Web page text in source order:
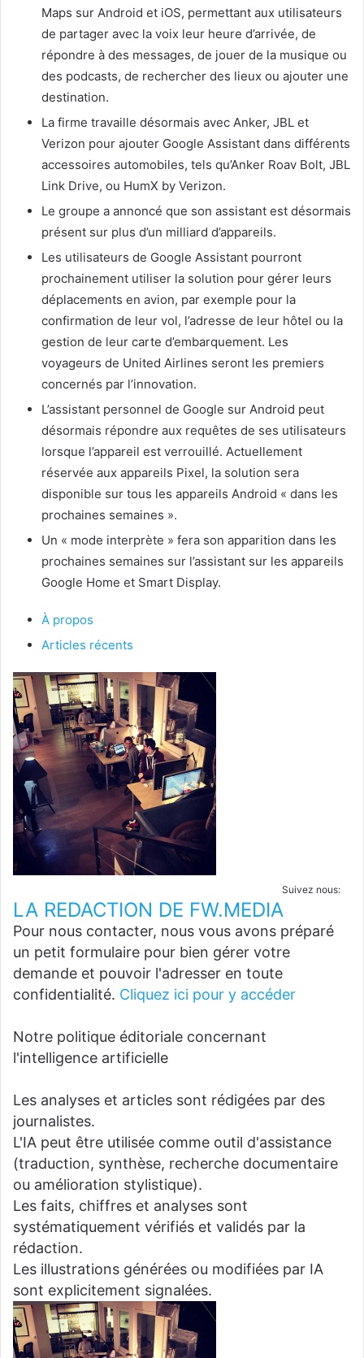
Maps sur Android et iOS, permettant aux utilisateurs
de partager avec la voix leur heure d’arrivée, de
répondre à des messages, de jouer de la musique ou
des podcasts, de rechercher des lieux ou ajouter une
destination.
La firme travaille désormais avec Anker, JBL et
Verizon pour ajouter Google Assistant dans différents
accessoires automobiles, tels qu’Anker Roav Bolt, JBL
Link Drive, ou HumX by Verizon.
Le groupe a annoncé que son assistant est désormais
présent sur plus d’un milliard d’appareils.
Les utilisateurs de Google Assistant pourront
prochainement utiliser la solution pour gérer leurs
déplacements en avion, par exemple pour la
confirmation de leur vol, l’adresse de leur hôtel ou la
gestion de leur carte d’embarquement. Les
voyageurs de United Airlines seront les premiers
concernés par l’innovation.
L’assistant personnel de Google sur Android peut
désormais répondre aux requêtes de ses utilisateurs
lorsque l’appareil est verrouillé. Actuellement
réservée aux appareils Pixel, la solution sera
disponible sur tous les appareils Android « dans les
prochaines semaines ».
Un « mode interprète » fera son apparition dans les
prochaines semaines sur l’assistant sur les appareils
Google Home et Smart Display.
À propos
Articles récents
Suivez nous:
LA REDACTION DE FW.MEDIA
Pour nous contacter, nous vous avons préparé
un petit formulaire pour bien gérer votre
demande et pouvoir l'adresser en toute
confidentialité. Cliquez ici pour y accéder
Notre politique éditoriale concernant
l'intelligence artificielle
Les analyses et articles sont rédigées par des
journalistes.
L'IA peut être utilisée comme outil d'assistance
(traduction, synthèse, recherche documentaire
ou amélioration stylistique).
Les faits, chiffres et analyses sont
systématiquement vérifiés et validés par la
rédaction.
Les illustrations générées ou modifiées par IA
sont explicitement signalées.